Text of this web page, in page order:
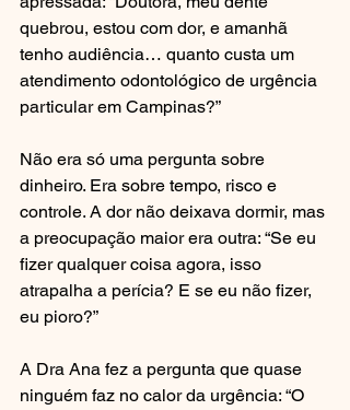
quebrou, estou com dor, e amanhã
tenho audiência… quanto custa um
atendimento odontológico de urgência
particular em Campinas?”
Não era só uma pergunta sobre
dinheiro. Era sobre tempo, risco e
controle. A dor não deixava dormir, mas
a preocupação maior era outra: “Se eu
fizer qualquer coisa agora, isso
atrapalha a perícia? E se eu não fizer,
eu pioro?”
A Dra Ana fez a pergunta que quase
ninguém faz no calor da urgência: “O